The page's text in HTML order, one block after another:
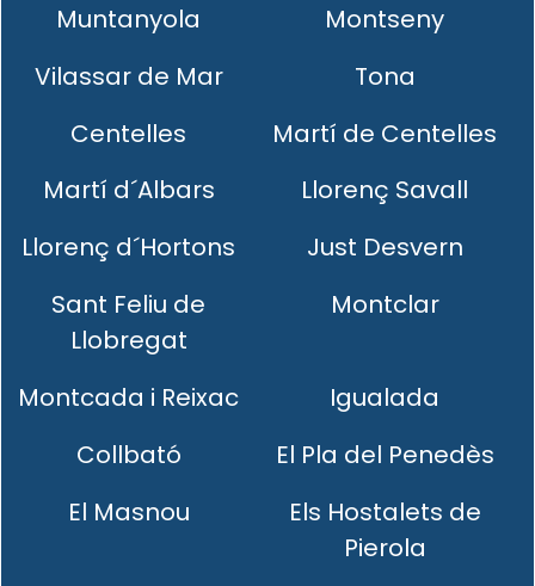
Muntanyola
Montseny
Vilassar de Mar
Tona
Centelles
Martí de Centelles
Martí d´Albars
Llorenç Savall
Llorenç d´Hortons
Just Desvern
Sant Feliu de
Llobregat
Montclar
Montcada i Reixac
Igualada
Collbató
El Pla del Penedès
El Masnou
Els Hostalets de
Pierola